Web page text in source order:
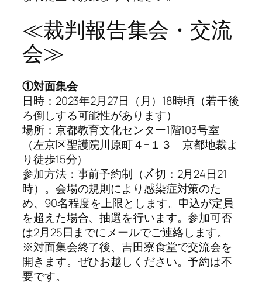
≪裁判報告集会・交流
会≫
①対面集会
日時：2023年2月27日（月）18時頃（若干後
ろ倒しする可能性があります）
場所：京都教育文化センター1階103号室
（左京区聖護院川原町４−１３ 京都地裁よ
り徒歩15分）
参加方法：事前予約制（〆切：2月24日21
時）。会場の規則により感染症対策のた
め、90名程度を上限とします。申込が定員
を超えた場合、抽選を行います。参加可否
は2月25日までにメールでご連絡します。
※対面集会終了後、吉田寮食堂で交流会を
開きます。ぜひお越しください。予約は不
要です。